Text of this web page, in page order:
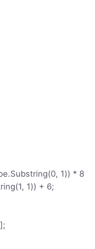
1)) * 8
1)) + 6;